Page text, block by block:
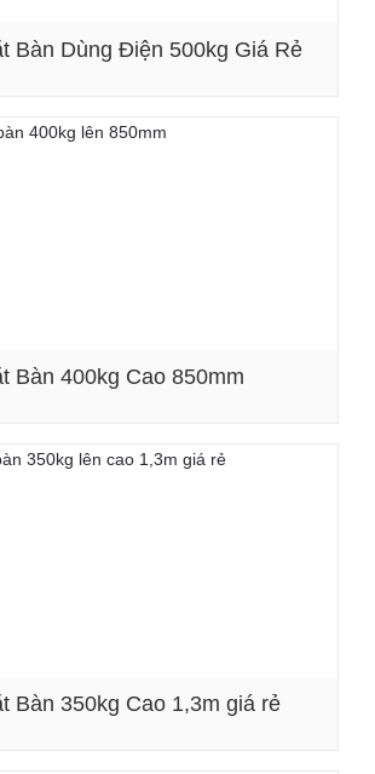
Bàn Dùng Điện 500kg Giá Rẻ
Bàn 400kg Cao 850mm
Bàn 350kg Cao 1,3m giá rẻ